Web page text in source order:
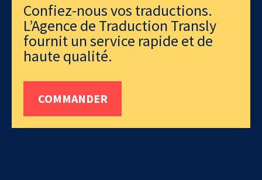
Confiez-nous vos traductions.
L’Agence de Traduction Transly
fournit un service rapide et de
haute qualité.
COMMANDER